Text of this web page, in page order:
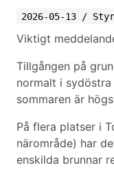
2026-05-13 /
Viktigt
Tillgången på
normalt i
sommaren är
På flera platser i
närområde) har
enskilda brunnar